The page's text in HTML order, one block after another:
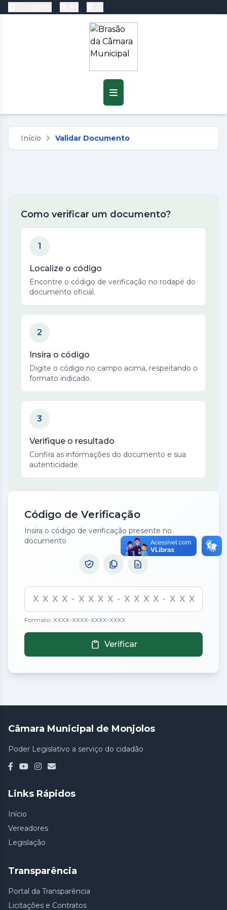
Início Validar Documento
Como verificar um documento?
1
Localize o código
Encontre o código de verificação no rodapé do
documento oficial.
2
Insira o código
Digite o código no campo acima, respeitando o
formato indicado.
3
Verifique o resultado
Confira as informações do documento e sua
autenticidade.
Código de Verificação
Insira o código de verificação presente no
documento
Formato: XXXX-XXXX-XXXX-XXXX
Verificar
Pré-visualização do
Baixar
Câmara Municipal de Monjolos
Poder Legislativo a serviço do cidadão
Links Rápidos
Início
Vereadores
Legislação
Transparência
Portal da Transparência
Licitações e Contratos